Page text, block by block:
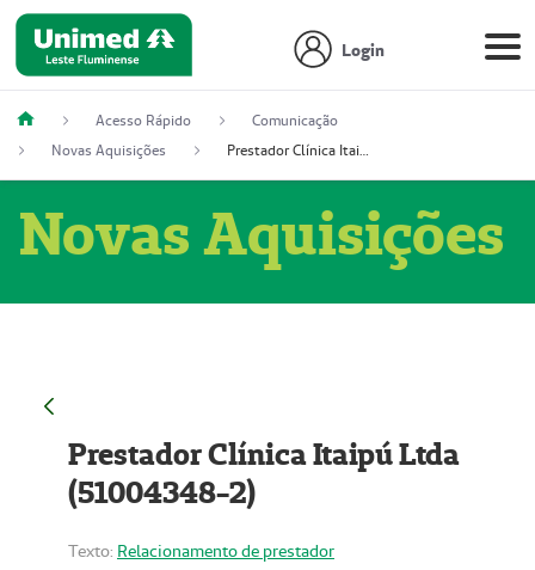
Login
Acesso Rápido
Comunicação
Novas Aquisições
Prestador Clínica Itaipú Ltda (51004348-2)
Novas Aquisições
Prestador Clínica Itaipú Ltda
(51004348-2)
Texto: Relacionamento de prestador